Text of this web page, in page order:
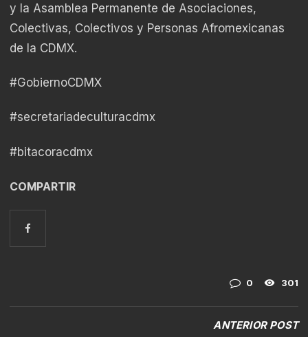
y la Asamblea Permanente de Asociaciones,
Colectivas, Colectivos y Personas Afromexicanas
de la CDMX.
#GobiernoCDMX
#secretariadeculturacdmx
#bitacoracdmx
COMPARTIR
0 301
ANTERIOR POST